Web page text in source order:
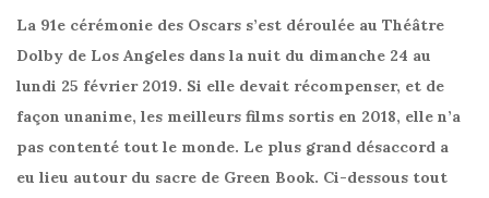
La 91e cérémonie des Oscars s’est déroulée au Théâtre
Dolby de Los Angeles dans la nuit du dimanche 24 au
lundi 25 février 2019. Si elle devait récompenser, et de
façon unanime, les meilleurs films sortis en 2018, elle n’a
pas contenté tout le monde. Le plus grand désaccord a
eu lieu autour du sacre de Green Book. Ci-dessous tout